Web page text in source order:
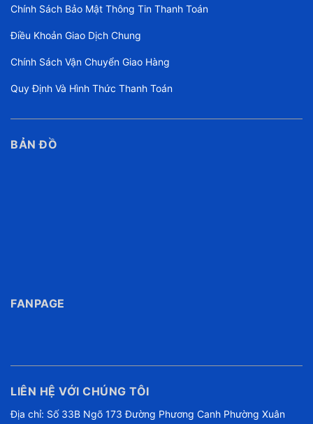
Chính Sách Bảo Mật Thông Tin Thanh Toán
Điều Khoản Giao Dịch Chung
Chính Sách Vận Chuyển Giao Hàng
Quy Định Và Hình Thức Thanh Toán
BẢN ĐỒ
FANPAGE
LIÊN HỆ VỚI CHÚNG TÔI
Địa chỉ: Số 33B Ngõ 173 Đường Phương Canh Phường Xuân